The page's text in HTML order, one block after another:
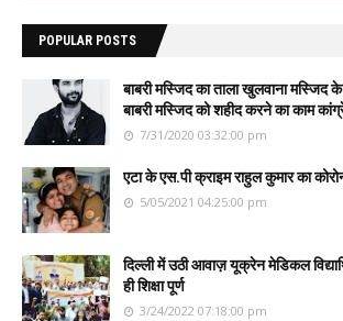
POPULAR POSTS
बाबरी मस्जिद का ताला खुलवाना मस्जिद
बाबरी मस्जिद को शहीद करने का काम
7/31/2020 03:32:00 pm
एटा के एस.पी क्राइम राहुल कुमार का
5/05/2021 04:25:00 pm
दिल्ली में उठी आवाज़ यूक्रेन मेडिकल
ही शिक्षा पूर्ण
3/24/2022 07:18:00 pm